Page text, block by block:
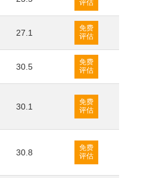
评估
27.1
免费
评估
30.5
免费
评估
30.1
免费
评估
30.8
免费
评估